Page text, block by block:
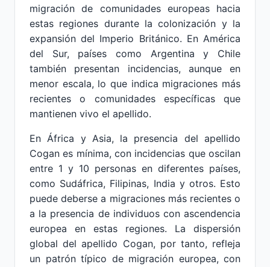
migración de comunidades europeas hacia
estas regiones durante la colonización y la
expansión del Imperio Británico. En América
del Sur, países como Argentina y Chile
también presentan incidencias, aunque en
menor escala, lo que indica migraciones más
recientes o comunidades específicas que
mantienen vivo el apellido.
En África y Asia, la presencia del apellido
Cogan es mínima, con incidencias que oscilan
entre 1 y 10 personas en diferentes países,
como Sudáfrica, Filipinas, India y otros. Esto
puede deberse a migraciones más recientes o
a la presencia de individuos con ascendencia
europea en estas regiones. La dispersión
global del apellido Cogan, por tanto, refleja
un patrón típico de migración europea, con